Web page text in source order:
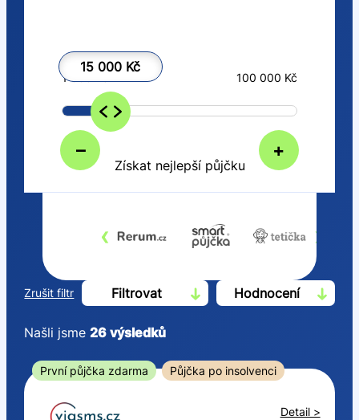
15 000 Kč
– +
1 000 Kč 100 000 Kč
Získat nejlepší půjčku
‹ ›
Zrušit filtr Filtrovat Hodnocení
Od
Našli jsme26 výsledků
První půjčka zdarma Půjčka po insolvenci
Detail >